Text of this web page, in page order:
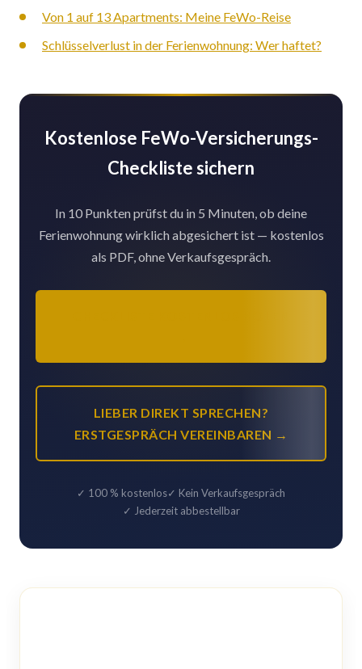
Von 1 auf 13 Apartments: Meine FeWo-Reise
Schlüsselverlust in der Ferienwohnung: Wer haftet?
Kostenlose FeWo-Versicherungs-
Checkliste sichern
In 10 Punkten prüfst du in 5 Minuten, ob deine
Ferienwohnung wirklich abgesichert ist — kostenlos
als PDF, ohne Verkaufsgespräch.
LIEBER DIREKT SPRECHEN?
ERSTGESPRÄCH VEREINBAREN →
✓ 100 % kostenlos✓ Kein Verkaufsgespräch
✓ Jederzeit abbestellbar